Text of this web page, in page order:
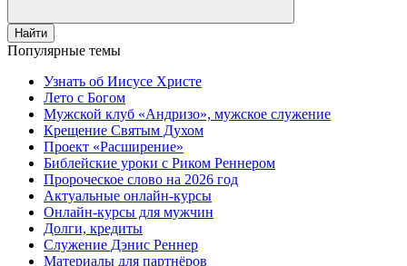
Найти
Популярные темы
Узнать об Иисусе Христе
Лето с Богом
Мужской клуб «Андризо», мужское служение
Крещение Святым Духом
Проект «Расширение»
Библейские уроки с Риком Реннером
Пророческое слово на 2026 год
Актуальные онлайн-курсы
Онлайн-курсы для мужчин
Долги, кредиты
Служение Дэнис Реннер
Материалы для партнёров